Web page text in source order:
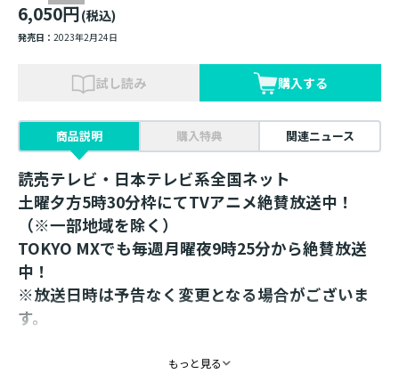
6,050円(税込)
発売日： 2023年2月24日
試し読み 購入する
商品説明 購入特典 関連ニュース
読売テレビ・日本テレビ系全国ネット
土曜夕方5時30分枠にてTVアニメ絶賛放送中！
（※一部地域を除く）
TOKYO MXでも毎週月曜夜9時25分から絶賛放送
中！
※放送日時は予告なく変更となる場合がございま
す。
作中にも登場する、神殿長の手紙箱がついに完
もっと見る